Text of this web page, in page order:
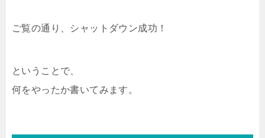
ご覧の通り、シャットダウン成功！
ということで、
何をやったか書いてみます。